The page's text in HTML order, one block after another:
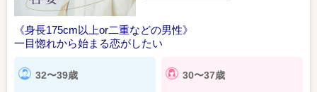
《身長175cm以上or二重などの男性》
一目惚れから始まる恋がしたい
32〜39歳 30〜37歳